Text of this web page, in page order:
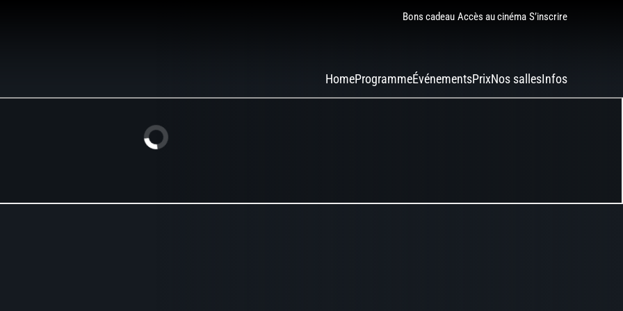
Bons cadeau Accès au cinéma S’inscrire
HomeProgrammeÉvénementsPrixNos sallesInfos